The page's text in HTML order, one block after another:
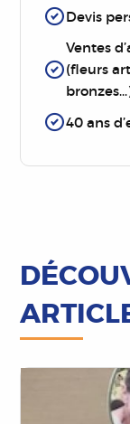
Devis
Ventes
(fleurs
40 ans